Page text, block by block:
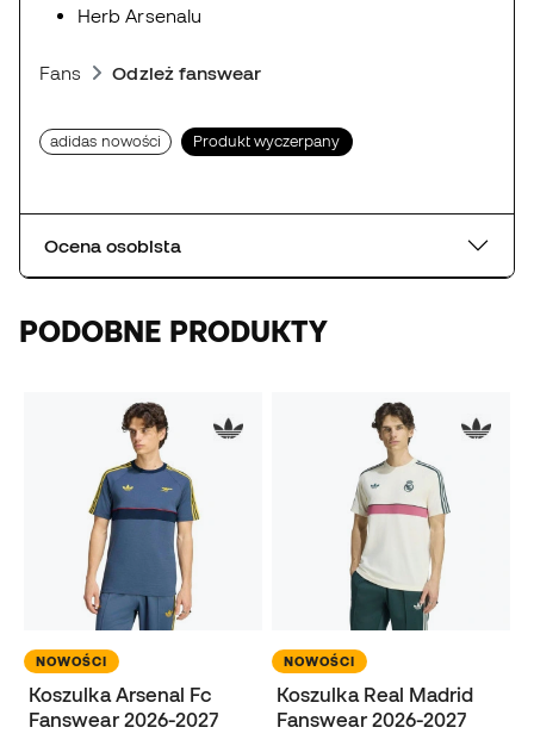
Herb Arsenalu
Fans Odzież fanswear
adidas nowości Produkt wyczerpany
Ocena osobista
PODOBNE PRODUKTY
NOWOŚCI
Koszulka Arsenal Fc
Fanswear 2026-2027
NOWOŚCI
Koszulka Real Madrid
Fanswear 2026-2027